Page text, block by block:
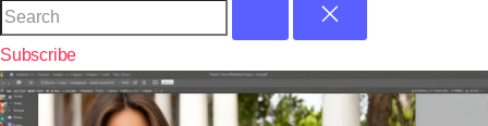
Subscribe